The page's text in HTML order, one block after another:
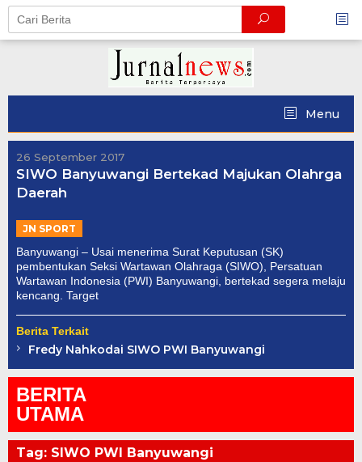
Skip
content
Menu
26 September 2017
SIWO Banyuwangi Bertekad Majukan Olahrga
Daerah
JN SPORT
Banyuwangi – Usai menerima Surat Keputusan (SK)
pembentukan Seksi Wartawan Olahraga (SIWO), Persatuan
Wartawan Indonesia (PWI) Banyuwangi, bertekad segera melaju
kencang. Target
Berita Terkait
Fredy Nahkodai SIWO PWI Banyuwangi
BERITA
UTAMA
Tag: SIWO PWI Banyuwangi